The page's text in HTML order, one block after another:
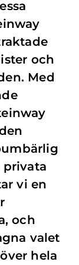
och
Med
vi en
och
valet
hela